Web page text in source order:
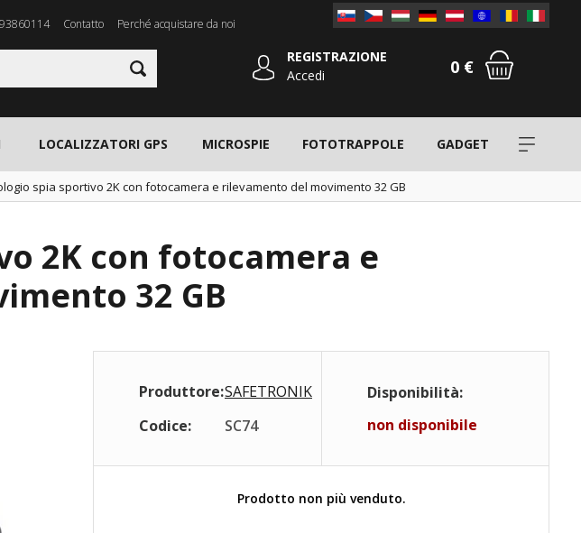
Contatto Perché acquistare da noi
REGISTRAZIONE
Accedi
0 €
LOCALIZZATORI GPS MICROSPIE FOTOTRAPPOLE GADGET
spia sportivo 2K con fotocamera e rilevamento del movimento 32 GB
2K con fotocamera e
32 GB
Produttore:SAFETRONIK
Codice:
SC74
Disponibilità:
non disponibile
Prodotto non più venduto.